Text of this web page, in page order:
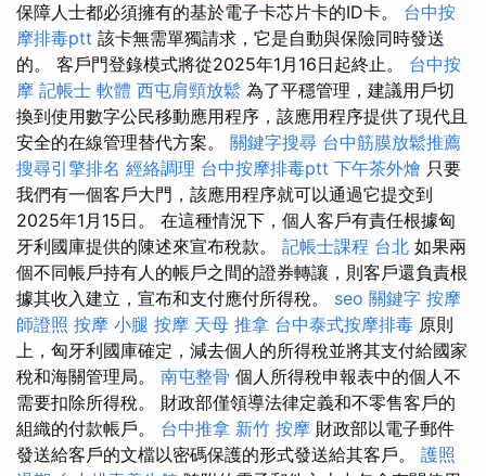
保障人士都必須擁有的基於電子卡芯片卡的ID卡。 台中按
摩排毒ptt 該卡無需單獨請求，它是自動與保險同時發送
的。 客戶門登錄模式將從2025年1月16日起終止。 台中按
摩 記帳士 軟體 西屯肩頸放鬆 為了平穩管理，建議用戶切
換到使用數字公民移動應用程序，該應用程序提供了現代且
安全的在線管理替代方案。 關鍵字搜尋 台中筋膜放鬆推薦
搜尋引擎排名 經絡調理 台中按摩排毒ptt 下午茶外燴 只要
我們有一個客戶大門，該應用程序就可以通過它提交到
2025年1月15日。 在這種情況下，個人客戶有責任根據匈
牙利國庫提供的陳述來宣布稅款。 記帳士課程 台北 如果兩
個不同帳戶持有人的帳戶之間的證券轉讓，則客戶還負責根
據其收入建立，宣布和支付應付所得稅。 seo 關鍵字 按摩
師證照 按摩 小腿 按摩 天母 推拿 台中泰式按摩排毒 原則
上，匈牙利國庫確定，減去個人的所得稅並將其支付給國家
稅和海關管理局。 南屯整骨 個人所得稅申報表中的個人不
需要扣除所得稅。 財政部僅領導法律定義和不零售客戶的
組織的付款帳戶。 台中推拿 新竹 按摩 財政部以電子郵件
發送給客戶的文檔以密碼保護的形式發送給其客戶。 護照